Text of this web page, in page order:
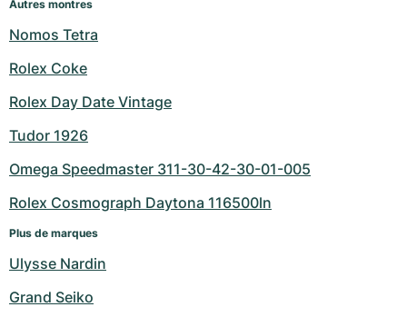
Autres montres
Nomos Tetra
Rolex Coke
Rolex Day Date Vintage
Tudor 1926
Omega Speedmaster 311-30-42-30-01-005
Rolex Cosmograph Daytona 116500ln
Plus de marques
Ulysse Nardin
Grand Seiko